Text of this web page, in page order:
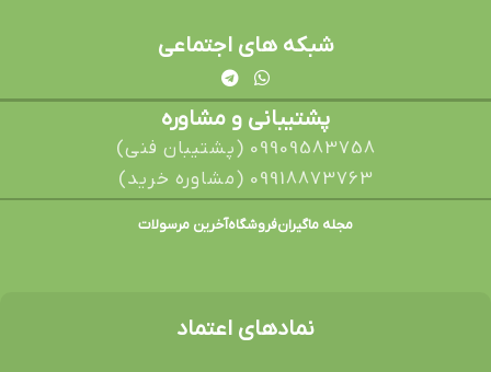
شبکه های اجتماعی
پشتیبانی و مشاوره
09909583758 (پشتیبان فنی)
09918873763 (مشاوره خرید)
مجله ماگیرانفروشگاهآخرین مرسولات
نمادهای اعتماد